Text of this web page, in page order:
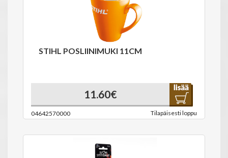
STIHL POSLIINIMUKI 11CM
11.60€
04642570000 Tilapäisesti loppu